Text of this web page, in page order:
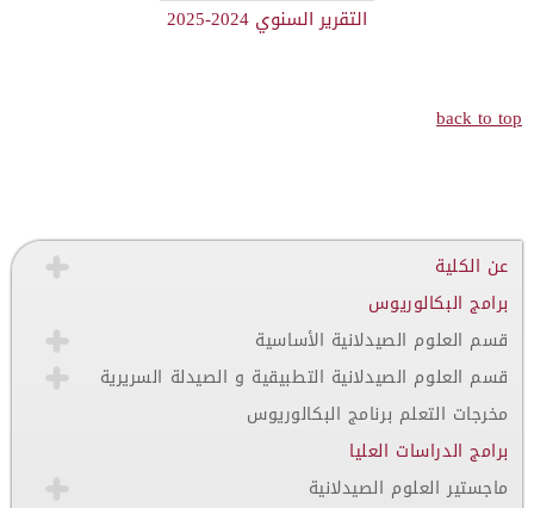
التقرير السنوي 2024-2025
back to top
عن الكلية
برامج البكالوريوس
قسم العلوم الصيدلانية الأساسية
قسم العلوم الصيدلانية التطبيقية و الصيدلة السريرية
مخرجات التعلم برنامج البكالوريوس
برامج الدراسات العليا
ماجستير العلوم الصيدلانية